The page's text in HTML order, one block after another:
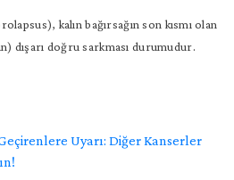
kalın bağırsağın son kısmı olan
dışarı doğru sarkması durumudur.